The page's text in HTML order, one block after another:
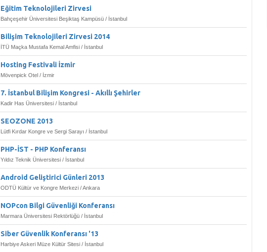
Eğitim Teknolojileri Zirvesi
Bahçeşehir Üniversitesi Beşiktaş Kampüsü / İstanbul
Bilişim Teknolojileri Zirvesi 2014
İTÜ Maçka Mustafa Kemal Amfisi / İstanbul
Hosting Festivali İzmir
Mövenpick Otel / İzmir
7. İstanbul Bilişim Kongresi - Akıllı Şehirler
Kadir Has Üniversitesi / İstanbul
SEOZONE 2013
Lütfi Kırdar Kongre ve Sergi Sarayı / İstanbul
PHP-İST - PHP Konferansı
Yıldız Teknik Üniversitesi / İstanbul
Android Geliştirici Günleri 2013
ODTÜ Kültür ve Kongre Merkezi / Ankara
NOPcon Bilgi Güvenliği Konferansı
Marmara Üniversitesi Rektörlüğü / İstanbul
Siber Güvenlik Konferansı '13
Harbiye Askeri Müze Kültür Sitesi / İstanbul